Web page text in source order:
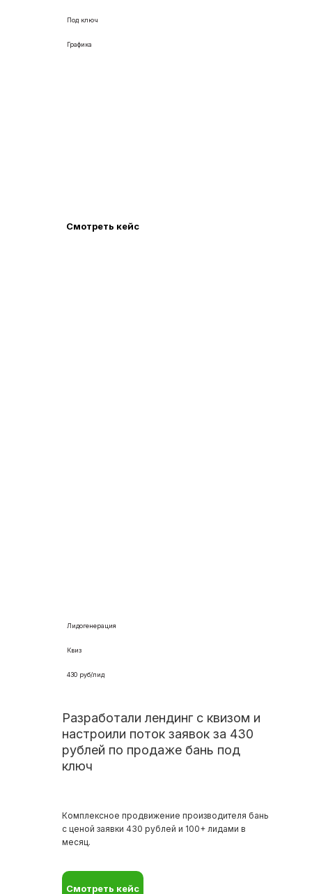
Под ключ
Графика
Смотреть кейс
Лидогенерация
Квиз
430 руб/лид
Разработали лендинг с квизом и
настроили поток заявок за 430
рублей по продаже бань под
ключ
Комплексное продвижение производителя бань
с ценой заявки 430 рублей и 100+ лидами в
месяц.
Смотреть кейс